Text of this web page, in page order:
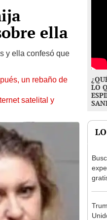
ella
y ella confesó que
un rebaño de
satelital y
LO
un